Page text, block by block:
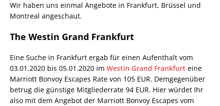
Wir haben uns einmal Angebote in Frankfurt, Brüssel und
Montreal angeschaut.
The Westin Grand Frankfurt
Eine Suche in Frankfurt ergab für einen Aufenthalt vom
03.01.2020 bis 05.01.2020 im Westin Grand Frankfurt eine
Marriott Bonvoy Escapes Rate von 105 EUR. Demgegenüber
betrug die günstige Mitgliederrate 94 EUR. Hier würdet Ihr
also mit dem Angebot der Marriott Bonvoy Escapes vom